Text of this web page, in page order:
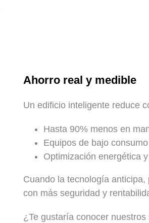
Ahorro real y medible
Un edificio inteligente reduce
Hasta 90% menos en
Equipos de bajo
Optimización energética
Cuando la tecnología
con más seguridad y
¿Te gustaría conocer